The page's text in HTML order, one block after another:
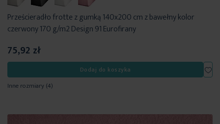
Prześcieradło frotte z gumką 140x200 cm z bawełny kolor
czerwony 170 g/m2 Design 91 Eurofirany
75,92 zł
Dodaj do koszyka
Inne rozmiary(4)